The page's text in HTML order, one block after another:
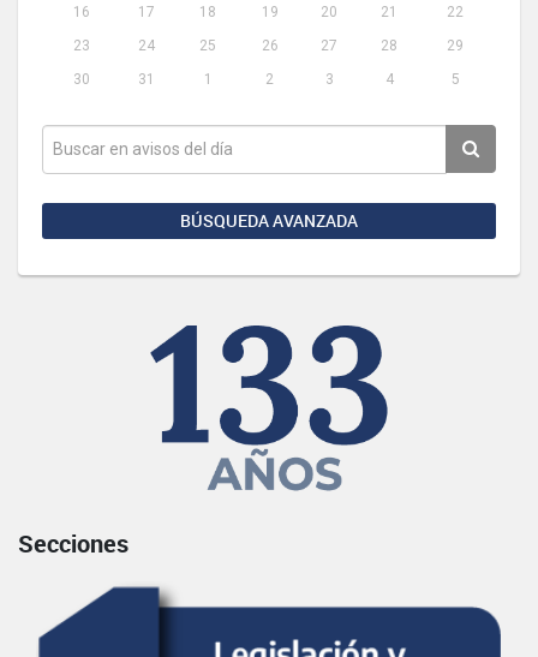
16
17 18 19 20 21
22
23
24 25 26 27 28
29
30
31 1 2 3 4 5
BÚSQUEDA AVANZADA
Secciones